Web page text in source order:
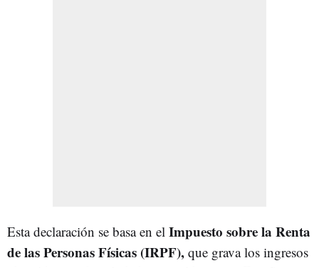
Esta declaración se basa en el Impuesto sobre la Renta
de las Personas Físicas (IRPF), que grava los ingresos